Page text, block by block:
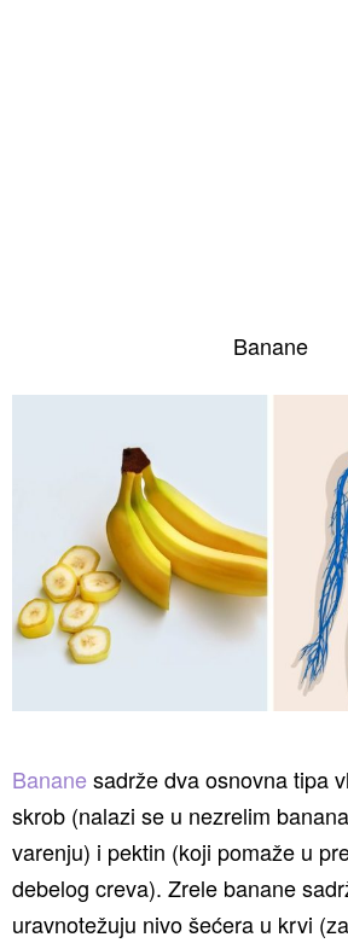
Banane
Bananesadrže dva osnovna tipa
skrob (nalazi se u nezrelim
varenju) i pektin (koji pomaže u
debelog creva). Zrele banane
uravnotežuju nivo šećera u krvi